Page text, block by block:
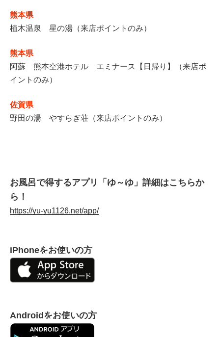
熊本県
植木温泉 星の湯（来店ポイントのみ）
熊本県
阿蘇 熊本空港ホテル エミナース【日帰り】（来店ポ
イントのみ）
佐賀県
野田の湯 やすらぎ荘（来店ポイントのみ）
お風呂で得するアプリ「ゆ～ゆ」詳細はこちらか
ら！
https://yu-yu1126.net/app/
iPhoneをお使いの方
Androidをお使いの方